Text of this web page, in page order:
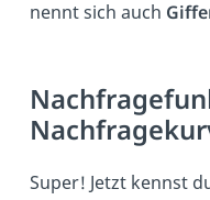
nennt sich auch
Super! Jetzt kennst